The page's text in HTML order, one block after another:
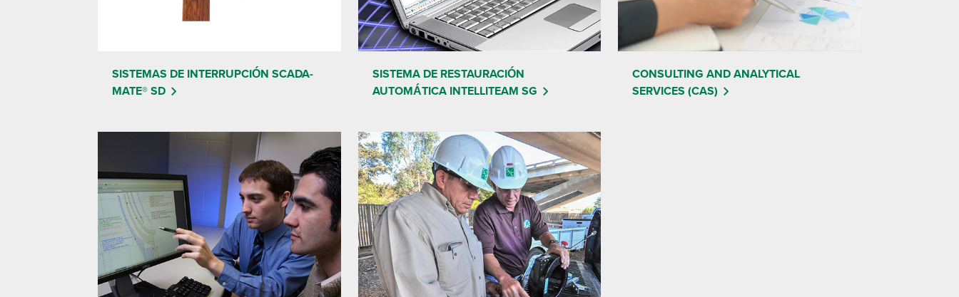
SISTEMAS DE INTERRUPCIÓN SCADA-
MATE® SD
SISTEMA DE RESTAURACIÓN
AUTOMÁTICA INTELLITEAM SG
CONSULTING AND ANALYTICAL
SERVICES (CAS)